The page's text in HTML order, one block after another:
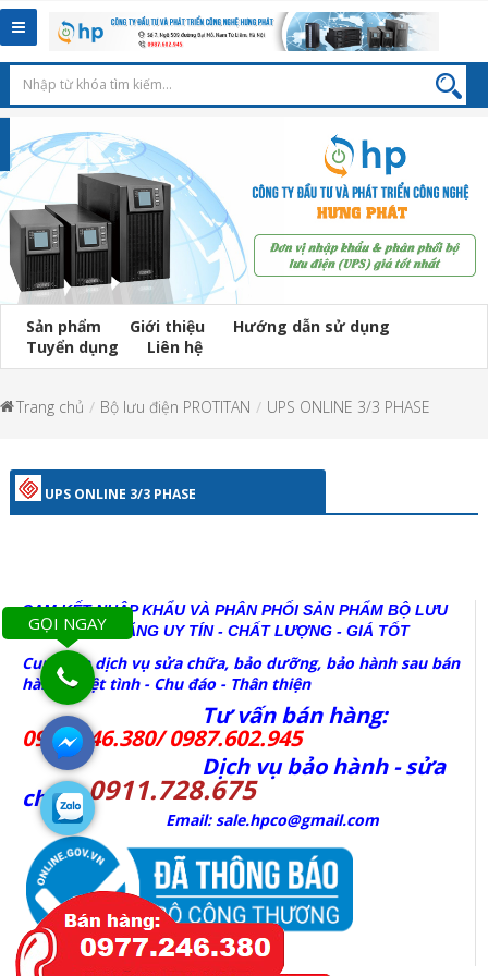
Toggle
navigation
Sản phẩm Giới thiệu
Hướng dẫn sử dụng
Tuyển dụng
Liên hệ
Trang chủ Bộ lưu điện PROTITAN UPS ONLINE 3/3 PHASE
UPS ONLINE 3/3 PHASE
CAM KẾT NHẬP KHẨU VÀ PHÂN PHỐI SẢN PHẨM BỘ LƯU
ĐIỆN CHÍNH HÃNG UY TÍN - CHẤT LƯỢNG - GIÁ TỐT
Cung cấp dịch vụ sửa chữa, bảo dưỡng, bảo hành sau bán
hàng Nhiệt tình - Chu đáo - Thân thiện
Tư vấn bán hàng:
0977.246.380/ 0987.602.945
Dịch vụ bảo hành - sửa
chữa:0911.728.675
Email: sale.hpco@gmail.com
GỌI NGAY